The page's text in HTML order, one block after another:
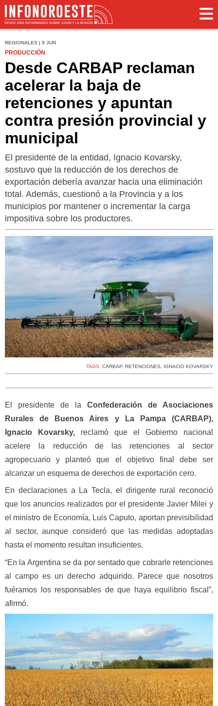
REGIONALES | 9 JUN
PRODUCCIÓN
Desde CARBAP reclaman
acelerar la baja de
retenciones y apuntan
contra presión provincial y
municipal
El presidente de la entidad, Ignacio Kovarsky,
sostuvo que la reducción de los derechos de
exportación debería avanzar hacia una eliminación
total. Además, cuestionó a la Provincia y a los
municipios por mantener o incrementar la carga
impositiva sobre los productores.
TAGS: CARBAP, RETENCIONES, IGNACIO KOVARSKY
El presidente de la Confederación de Asociaciones
Rurales de Buenos Aires y La Pampa (CARBAP),
Ignacio Kovarsky, reclamó que el Gobierno nacional
acelere la reducción de las retenciones al sector
agropecuario y planteó que el objetivo final debe ser
alcanzar un esquema de derechos de exportación cero.
En declaraciones a La Tecla, el dirigente rural reconoció
que los anuncios realizados por el presidente Javier Milei y
el ministro de Economía, Luis Caputo, aportan previsibilidad
al sector, aunque consideró que las medidas adoptadas
hasta el momento resultan insuficientes.
“En la Argentina se da por sentado que cobrarle retenciones
al campo es un derecho adquirido. Parece que nosotros
fuéramos los responsables de que haya equilibrio fiscal”,
afirmó.